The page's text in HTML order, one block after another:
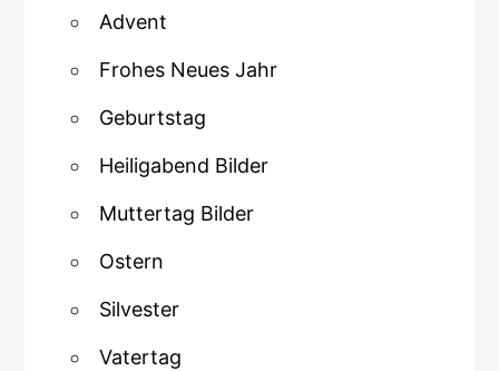
Advent
Frohes Neues Jahr
Geburtstag
Heiligabend Bilder
Muttertag Bilder
Ostern
Silvester
Vatertag